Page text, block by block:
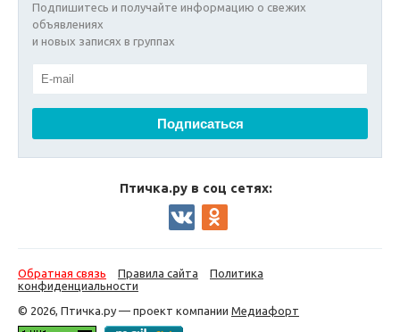
Подпишитесь и получайте информацию о свежих
объявлениях
и новых записях в группах
Птичка.ру в соц сетях:
Обратная связь Правила сайта
Политика
конфиденциальности
© 2026, Птичка.ру — проект компании Медиафорт